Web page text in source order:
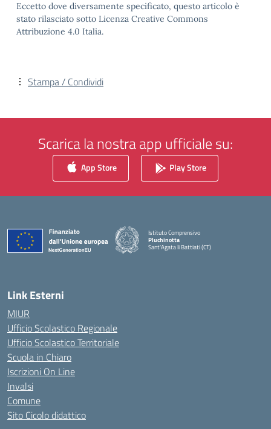
Eccetto dove diversamente specificato, questo articolo è
stato rilasciato sotto Licenza Creative Commons
Attribuzione 4.0 Italia.
Stampa / Condividi
Scarica la nostra app ufficiale su:
App Store Play Store
Istituto Comprensivo
Pluchinotta
Sant'Agata li Battiati (CT)
— Visita la pagina iniziale della scuola
Link Esterni
MIUR
Ufficio Scolastico Regionale
Ufficio Scolastico Territoriale
Scuola in Chiaro
Iscrizioni On Line
Invalsi
Comune
Sito Cicolo didattico